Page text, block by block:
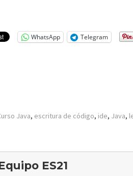
WhatsApp Telegram
Java, escritura de código, ide, Java,
ES21